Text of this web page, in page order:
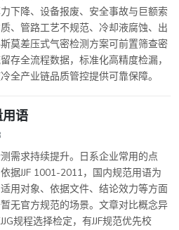
下降、设备报废、安全事故与巨额索
、管路工艺不规范、冷却液腐蚀、出
莫差压式气密检测方案可前置筛查密
存全流程数据，标准化高精度检漏，
全产业链品质管控提供可靠保障。
语
需求持续提升。日系企业常用的点
据JJF 1001-2011，国内规范用语为
用对象、依据文件、结论效力等方面
无官方规范的场景。文章对比概念异
规程选择检定，有JJF规范优先校